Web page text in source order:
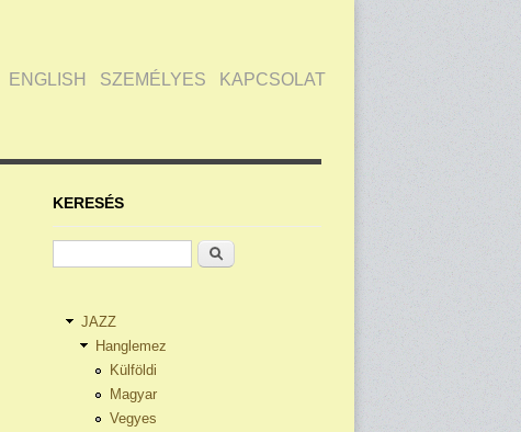
ENGLISH SZEMÉLYES KAPCSOLAT
KERESÉS
Keresés
JAZZ
Hanglemez
Külföldi
Magyar
Vegyes